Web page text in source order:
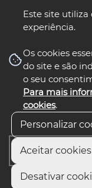
Este site utiliza
experiência.
Os cookies
do site e são
o seu
Para mais
cookies.
Personalizar
Aceitar
Desativar
nos
Início
Adjudicada